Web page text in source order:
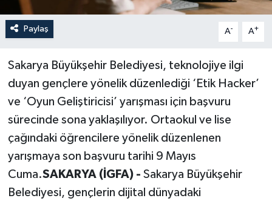
Paylaş A- A+
Sakarya Büyükşehir Belediyesi, teknolojiye ilgi
duyan gençlere yönelik düzenlediği ‘Etik Hacker’
ve ‘Oyun Geliştiricisi’ yarışması için başvuru
sürecinde sona yaklaşılıyor. Ortaokul ve lise
çağındaki öğrencilere yönelik düzenlenen
yarışmaya son başvuru tarihi 9 Mayıs
Cuma.SAKARYA (İGFA) - Sakarya Büyükşehir
Belediyesi, gençlerin dijital dünyadaki